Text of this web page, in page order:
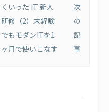
くいった IT 新人
研修（2）未経験
でもモダンITを1
ヶ月で使いこなす
次
の
記
事